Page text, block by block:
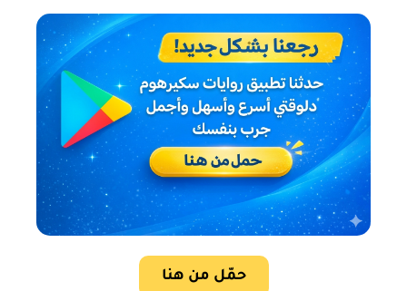
حمّل من هنا